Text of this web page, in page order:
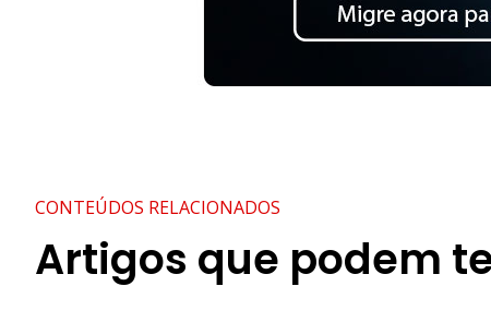
CONTEÚDOS RELACIONADOS
Artigos que podem